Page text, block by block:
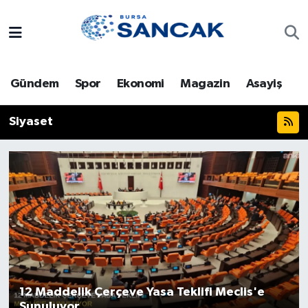
Gündem Spor Ekonomi Magazin Asayiş
Siyaset
12 Maddelik Çerçeve Yasa Teklifi Meclis'e
Bursa
Dünya
Eğitim
Ekonomi
Genel
Gündem
Magazin
Trafik Durumu
Süper Lig Puan Durumu ve Fikstür
Tüm Manşetler
Son Dakika Haberleri
Haber Arşivi